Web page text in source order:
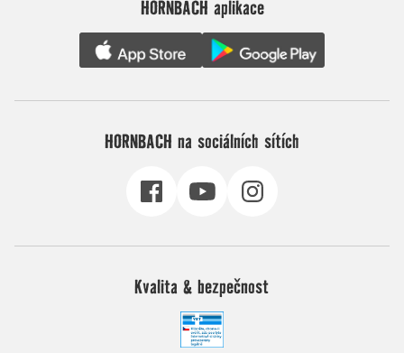
HORNBACH aplikace
HORNBACH na sociálních sítích
Kvalita & bezpečnost